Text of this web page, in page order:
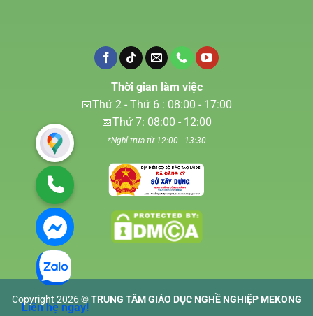
Thời gian làm việc
📅Thứ 2 - Thứ 6 : 08:00 - 17:00
📅Thứ 7: 08:00 - 12:00
*Nghỉ trưa từ 12:00 - 13:30
Copyright 2026 ©TRUNG TÂM GIÁO DỤC NGHỀ NGHIỆP MEKONG
Liên hệ ngay!